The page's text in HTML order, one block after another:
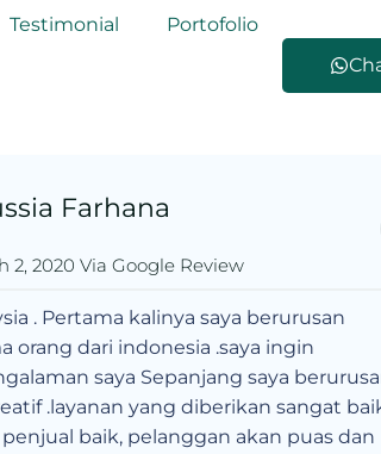
Testimonial
Portofolio
Farhana
2, 2020 Via Google Review
. Pertama kalinya saya berurusan
orang dari indonesia .saya ingin
saya Sepanjang saya
.layanan yang diberikan sangat
baik, pelanggan akan puas dan